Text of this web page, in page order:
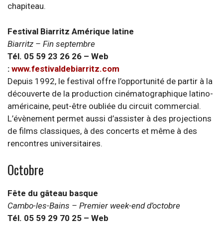
chapiteau.
Festival Biarritz Amérique latine
Biarritz – Fin septembre
Tél. 05 59 23 26 26 – Web
: www.festivaldebiarritz.com
Depuis 1992, le festival offre l’opportunité de partir à la
découverte de la production cinématographique latino-
américaine, peut-être oubliée du circuit commercial.
L’évènement permet aussi d’assister à des projections
de films classiques, à des concerts et même à des
rencontres universitaires.
Octobre
Fête du gâteau basque
Cambo-les-Bains – Premier week-end d’octobre
Tél. 05 59 29 70 25 – Web